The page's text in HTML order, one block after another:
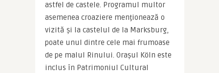
astfel de castele. Programul multor
asemenea croaziere menţionează o
vizită și la castelul de la Marksburg,
poate unul dintre cele mai frumoase
de pe malul Rinului. Orașul Köln este
inclus în Patrimoniul Cultural